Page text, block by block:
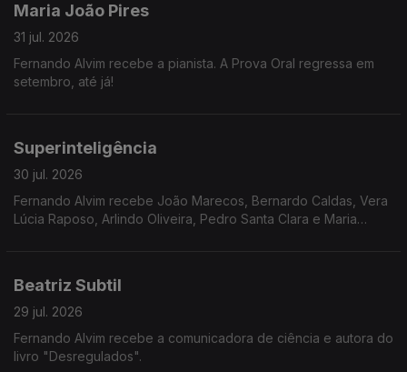
Maria João Pires
31 jul. 2026
Fernando Alvim recebe a pianista. A Prova Oral regressa em
setembro, até já!
Superinteligência
30 jul. 2026
Fernando Alvim recebe João Marecos, Bernardo Caldas, Vera
Lúcia Raposo, Arlindo Oliveira, Pedro Santa Clara e Maria
Beatriz Subtil
29 jul. 2026
Fernando Alvim recebe a comunicadora de ciência e autora do
livro "Desregulados".